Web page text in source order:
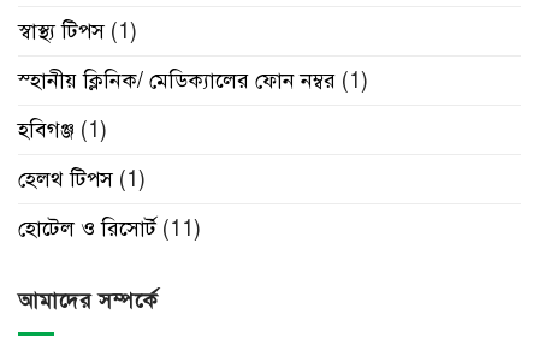
স্বাস্থ্য টিপস (1)
স্হানীয় ক্লিনিক/ মেডিক্যালের ফোন নম্বর (1)
হবিগঞ্জ (1)
হেলথ টিপস (1)
হোটেল ও রিসোর্ট(11)
আমাদের সম্পর্কে